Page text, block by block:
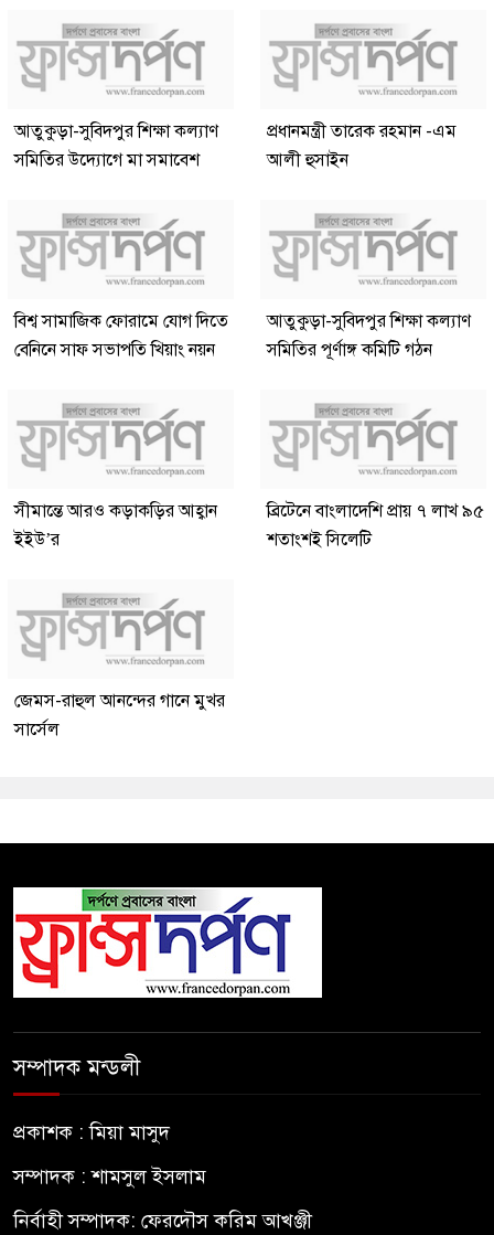
আতুকুড়া-সুবিদপুর শিক্ষা কল্যাণ
সমিতির উদ্যোগে মা সমাবেশ
প্রধানমন্ত্রী তারেক রহমান -এম
আলী হুসাইন
বিশ্ব সামাজিক ফোরামে যোগ দিতে
বেনিনে সাফ সভাপতি খিয়াং নয়ন
আতুকুড়া-সুবিদপুর শিক্ষা কল্যাণ
সমিতির পূর্ণাঙ্গ কমিটি গঠন
সীমান্তে আরও কড়াকড়ির আহ্বান
ইইউ’র
ব্রিটেনে বাংলাদেশি প্রায় ৭ লাখ ৯৫
শতাংশই সিলেটি
জেমস-রাহুল আনন্দের গানে মুখর
সার্সেল
সম্পাদক মন্ডলী
প্রকাশক : মিয়া মাসুদ
সম্পাদক : শামসুল ইসলাম
নির্বাহী সম্পাদক: ফেরদৌস করিম আখঞ্জী